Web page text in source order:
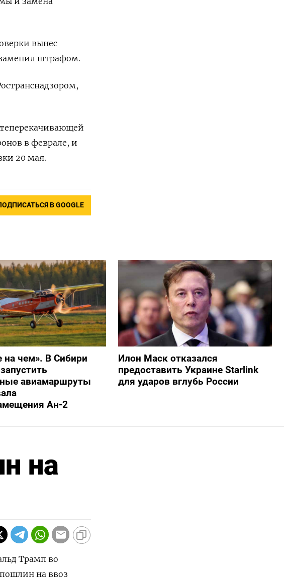
вынес
штрафом.
в феврале, и
20 мая.
В GOOGLE
на чем». В Сибири
авиамаршруты
Ан-2
Илон Маск отказался
предоставить Украине Starlink
для ударов вглубь России
на
Трамп во
на ввоз